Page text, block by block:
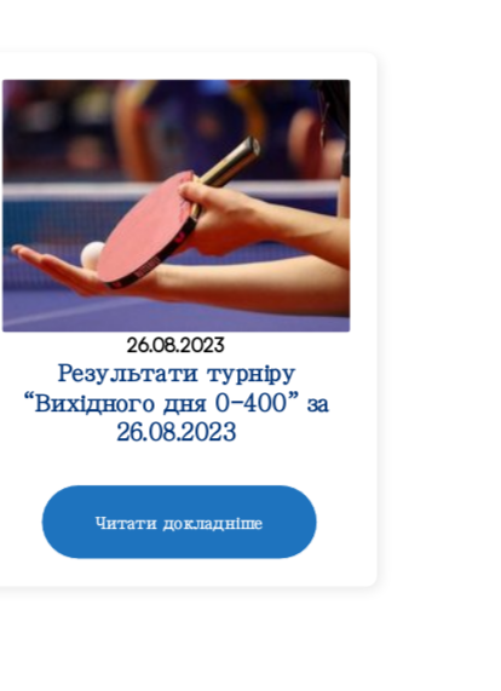
26.08.2023
Результати турніру
“Вихідного дня 0-400” за
26.08.2023
Читати докладніше